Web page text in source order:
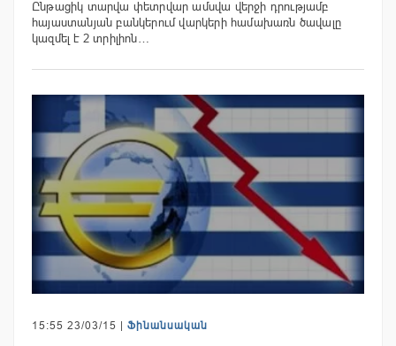
Ընթացիկ տարվա փետրվար ամսվա վերջի դրությամբ
հայաստանյան բանկերում վարկերի համախառն ծավալը
կազմել է 2 տրիլիոն…
15:55 23/03/15 | Ֆինանսական